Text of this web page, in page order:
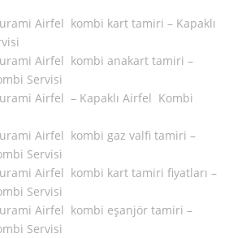
Airfel kombi kart tamiri – Kapaklı
Airfel kombi anakart tamiri –
Servisi
Airfel – Kapaklı Airfel Kombi
Airfel kombi gaz valfi tamiri –
Servisi
Airfel kombi kart tamiri fiyatları –
Servisi
Airfel kombi eşanjör tamiri –
Servisi